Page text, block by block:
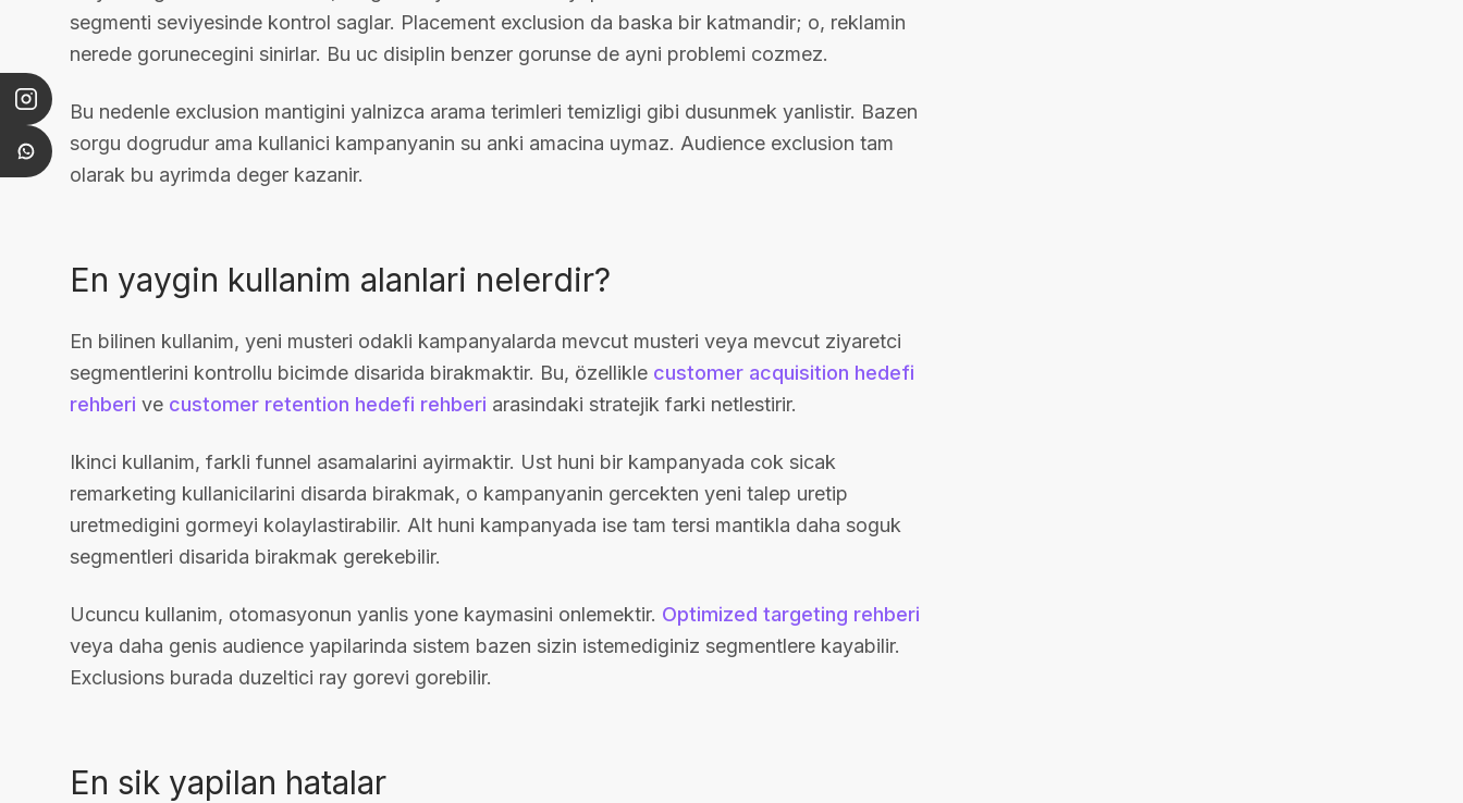
segmenti seviyesinde kontrol saglar. Placement exclusion da baska bir katmandir; o, reklamin
nerede gorunecegini sinirlar. Bu uc disiplin benzer gorunse de ayni problemi cozmez.
Bu nedenle exclusion mantigini yalnizca arama terimleri temizligi gibi dusunmek yanlistir. Bazen
sorgu dogrudur ama kullanici kampanyanin su anki amacina uymaz. Audience exclusion tam
olarak bu ayrimda deger kazanir.
En yaygin kullanim alanlari nelerdir?
En bilinen kullanim, yeni musteri odakli kampanyalarda mevcut musteri veya mevcut ziyaretci
segmentlerini kontrollu bicimde disarida birakmaktir. Bu, özellikle customer acquisition hedefi
rehberi ve customer retention hedefi rehberi arasindaki stratejik farki netlestirir.
Ikinci kullanim, farkli funnel asamalarini ayirmaktir. Ust huni bir kampanyada cok sicak
remarketing kullanicilarini disarda birakmak, o kampanyanin gercekten yeni talep uretip
uretmedigini gormeyi kolaylastirabilir. Alt huni kampanyada ise tam tersi mantikla daha soguk
segmentleri disarida birakmak gerekebilir.
Ucuncu kullanim, otomasyonun yanlis yone kaymasini onlemektir. Optimized targeting rehberi
veya daha genis audience yapilarinda sistem bazen sizin istemediginiz segmentlere kayabilir.
Exclusions burada duzeltici ray gorevi gorebilir.
En sik yapilan hatalar